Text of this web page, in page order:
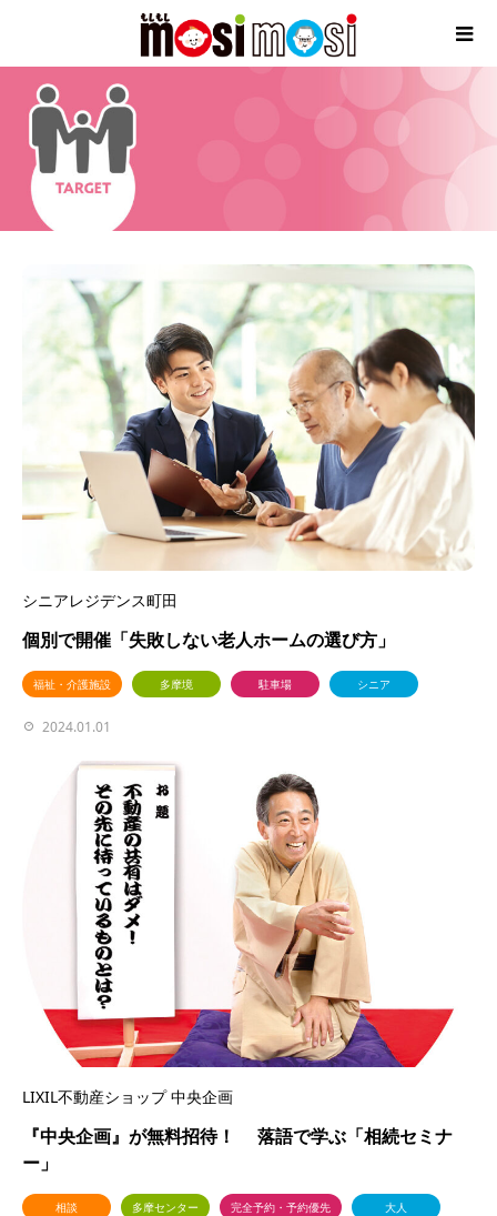
シニアレジデンス町田
個別で開催「失敗しない老人ホームの選び方」
福祉・介護施設 多摩境 駐車場 シニア
2024.01.01
LIXIL不動産ショップ 中央企画
『中央企画』が無料招待！ 落語で学ぶ「相続セミナ
ー」
相談 多摩センター 完全予約・予約優先 大人